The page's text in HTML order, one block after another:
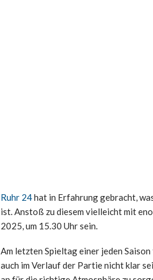
Ruhr 24hat in Erfahrung gebracht,
ist. Anstoß zu diesem vielleicht mit
2025, um 15.30 Uhr sein.
Am letzten Spieltag einer jeden
auch im Verlauf der Partie nicht klar